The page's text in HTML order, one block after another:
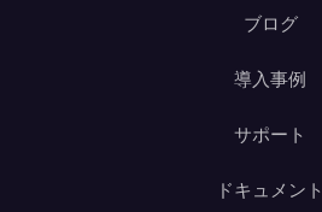
ブログ
導入事例
サポート
ドキュメント